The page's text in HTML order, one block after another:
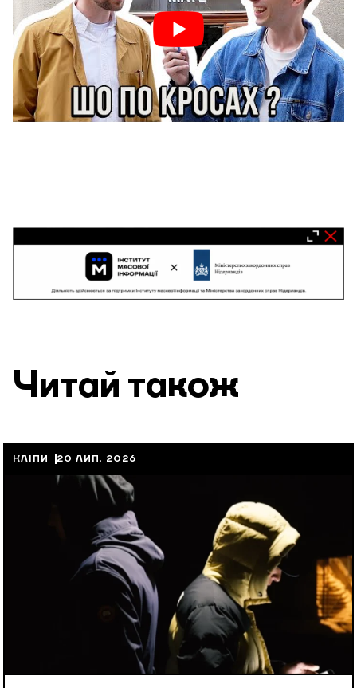
Читай також
КЛІПИ 20 ЛИП, 2026